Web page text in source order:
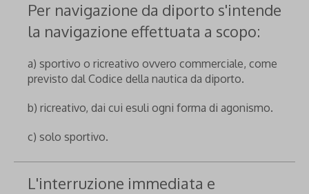
Per navigazione da diporto s'intende
la navigazione effettuata a scopo:
a) sportivo o ricreativo ovvero commerciale, come
previsto dal Codice della nautica da diporto.
b) ricreativo, dai cui esuli ogni forma di agonismo.
c) solo sportivo.
L'interruzione immediata e